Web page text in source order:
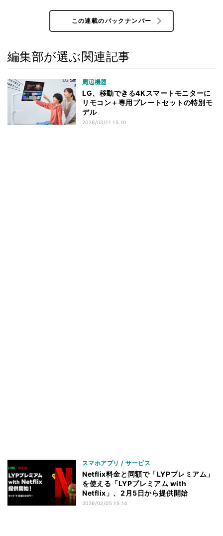
この連載のバックナンバー
編集部が選ぶ関連記事
周辺機器
LG、移動できる4Kスマートモニターに
リモコン＋専用プレートセットの特別モ
デル
2026/03/11 15:10
スマホアプリ / サービス
Netflix料金と同額で「LYPプレミアム」
を使える「LYPプレミアム with
Netflix」、2月5日から提供開始
2026/02/05 15:14